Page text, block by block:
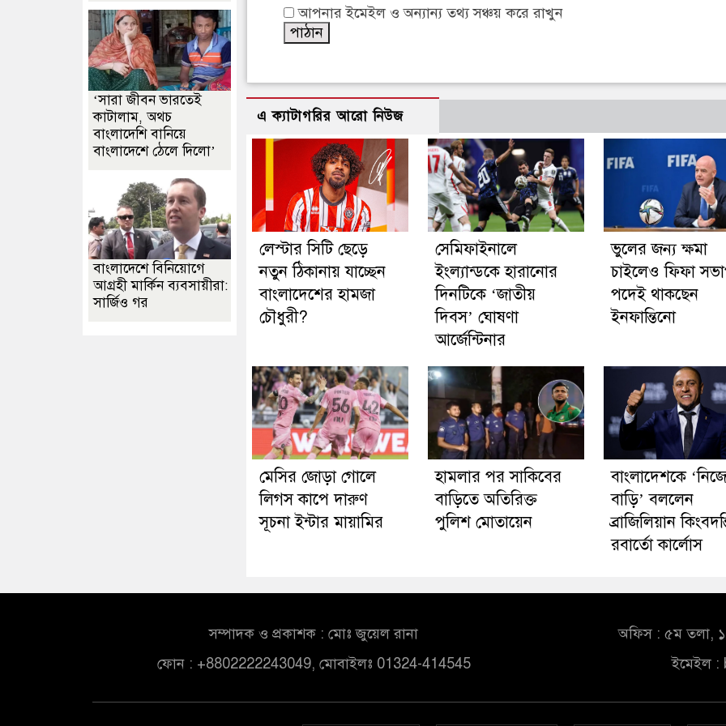
আপনার ইমেইল ও অন্যান্য তথ্য সঞ্চয় করে রাখুন
এ ক্যাটাগরির আরো নিউজ
লেস্টার সিটি ছেড়ে
নতুন ঠিকানায় যাচ্ছেন
বাংলাদেশের হামজা
চৌধুরী?
সেমিফাইনালে
ইংল্যান্ডকে হারানোর
দিনটিকে ‘জাতীয়
দিবস’ ঘোষণা
আর্জেন্টিনার
ভুলের জন্য ক্ষমা
চাইলেও ফিফা
পদেই থাকছেন
ইনফান্তিনো
মেসির জোড়া গোলে
লিগস কাপে দারুণ
সূচনা ইন্টার মায়ামির
হামলার পর সাকিবের
বাড়িতে অতিরিক্ত
পুলিশ মোতায়েন
বাংলাদেশকে
বাড়ি’ বললেন
ব্রাজিলিয়ান
রবার্তো কার্লোস
‘সারা জীবন ভারতেই
কাটালাম, অথচ
বাংলাদেশি বানিয়ে
বাংলাদেশে ঠেলে দিলো’
বাংলাদেশে বিনিয়োগে
আগ্রহী মার্কিন ব্যবসায়ীরা:
সার্জিও গর
সম্পাদক ও প্রকাশক : মোঃ জুয়েল রানা
ফোন : +8802222243049, মোবাইলঃ 01324-414545
অফিস : ৫ম তলা,
ইমেইল :